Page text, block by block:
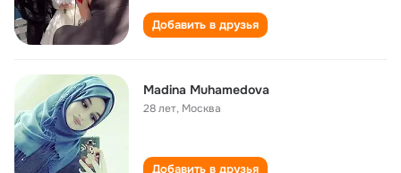
Добавить в друзья
Madina Muhamedova
28 лет, Москва
Добавить в друзья